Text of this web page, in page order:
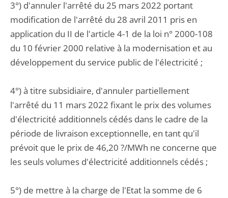
3°) d'annuler l'arrêté du 25 mars 2022 portant
modification de l'arrêté du 28 avril 2011 pris en
application du II de l'article 4-1 de la loi n° 2000-108
du 10 février 2000 relative à la modernisation et au
développement du service public de l'électricité ;
4°) à titre subsidiaire, d'annuler partiellement
l'arrêté du 11 mars 2022 fixant le prix des volumes
d'électricité additionnels cédés dans le cadre de la
période de livraison exceptionnelle, en tant qu'il
prévoit que le prix de 46,20 ?/MWh ne concerne que
les seuls volumes d'électricité additionnels cédés ;
5°) de mettre à la charge de l'Etat la somme de 6